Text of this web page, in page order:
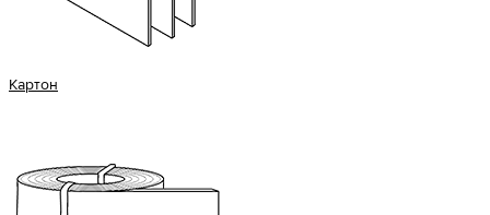
Картон